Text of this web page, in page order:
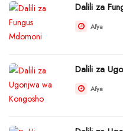
Dalili za
Afya
Dalili za
Afya